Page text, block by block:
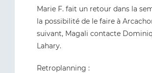
Marie F. fait un retour dans la
la possibilité de le faire à
suivant, Magali contacte
Lahary.
Retroplanning :